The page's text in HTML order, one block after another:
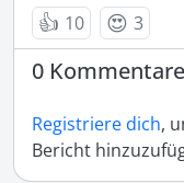
👍 10 😍 3
0 Kommentare
Registriere dich,
Bericht